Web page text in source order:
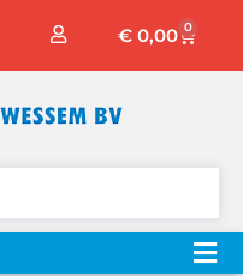
€ 0,00 0